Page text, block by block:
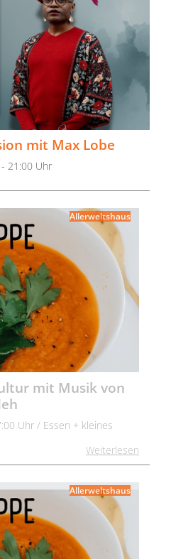
mit Max Lobe
21:00 Uhr
Allerweltshaus
mit Musik von
Uhr / Essen + kleines
Weiterlesen
Allerweltshaus